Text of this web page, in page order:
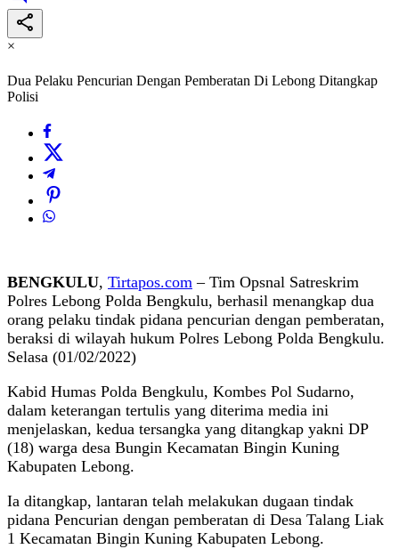
×
Dua Pelaku Pencurian Dengan Pemberatan Di Lebong Ditangkap
Polisi
BENGKULU, Tirtapos.com – Tim Opsnal Satreskrim
Polres Lebong Polda Bengkulu, berhasil menangkap dua
orang pelaku tindak pidana pencurian dengan pemberatan,
beraksi di wilayah hukum Polres Lebong Polda Bengkulu.
Selasa (01/02/2022)
Kabid Humas Polda Bengkulu, Kombes Pol Sudarno,
dalam keterangan tertulis yang diterima media ini
menjelaskan, kedua tersangka yang ditangkap yakni DP
(18) warga desa Bungin Kecamatan Bingin Kuning
Kabupaten Lebong.
Ia ditangkap, lantaran telah melakukan dugaan tindak
pidana Pencurian dengan pemberatan di Desa Talang Liak
1 Kecamatan Bingin Kuning Kabupaten Lebong.